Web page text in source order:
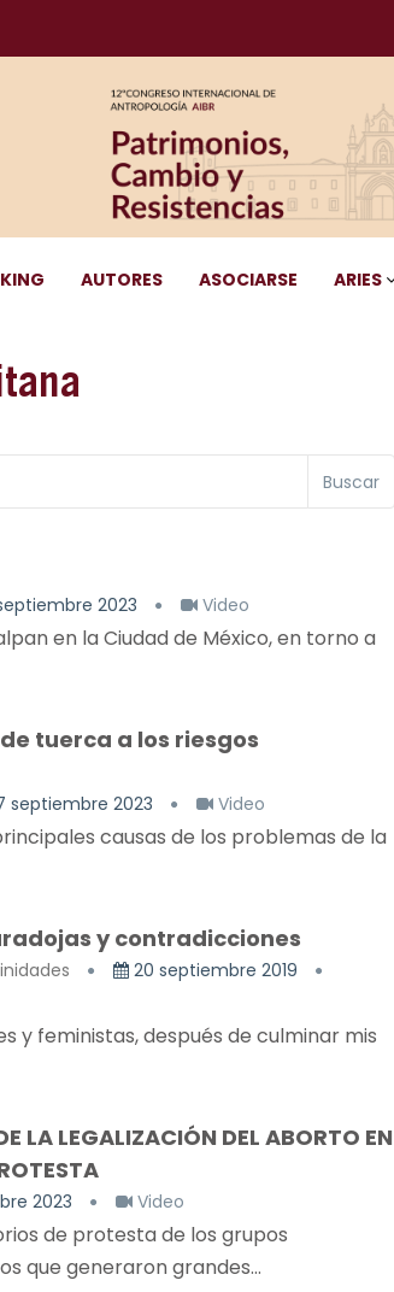
AUTORES ASOCIARSE ARIES
Buscar
2023 Video
en la Ciudad de México, en torno a
tuerca a los riesgos
septiembre 2023 Video
causas de los problemas de la
y contradicciones
20 septiembre 2019
y feministas, después de culminar mis
LA LEGALIZACIÓN DEL ABORTO EN
2023 Video
de protesta de los grupos
que generaron grandes...